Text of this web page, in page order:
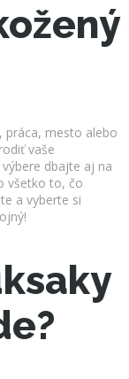
práca, mesto alebo
vaše
dbajte aj na
všetko to, čo
a vyberte si